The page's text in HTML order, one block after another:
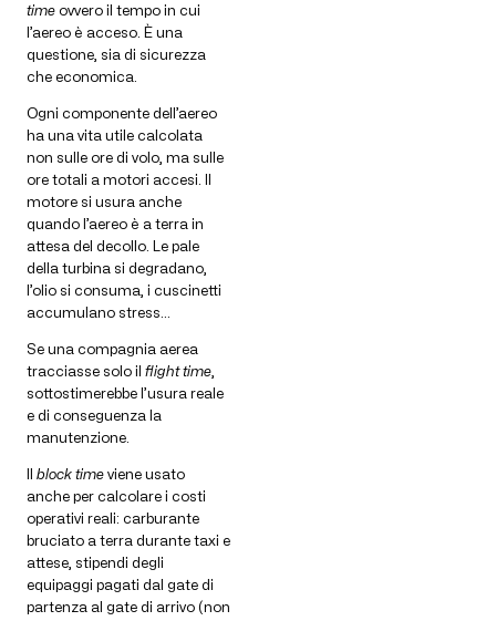
time ovvero il tempo in cui
l’aereo è acceso. È una
questione, sia di sicurezza
che economica.
Ogni componente dell’aereo
ha una vita utile calcolata
non sulle ore di volo, ma sulle
ore totali a motori accesi. Il
motore si usura anche
quando l’aereo è a terra in
attesa del decollo. Le pale
della turbina si degradano,
l’olio si consuma, i cuscinetti
accumulano stress…
Se una compagnia aerea
tracciasse solo il flight time
sottostimerebbe l’usura reale
e di conseguenza la
manutenzione.
Il block timeviene usato
anche per calcolare i costi
operativi reali: carburante
bruciato a terra durante taxi e
attese, stipendi degli
equipaggi pagati dal gate di
partenza al gate di arrivo (non